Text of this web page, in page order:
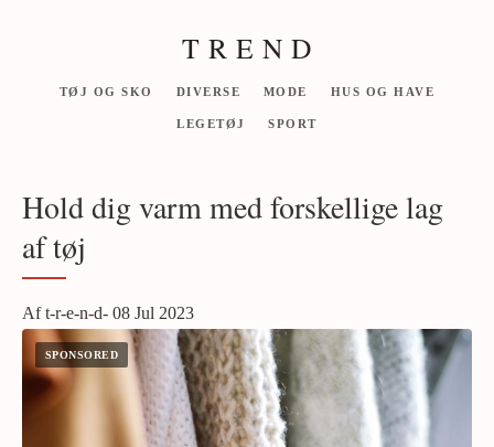
T R E N D
TØJ OG SKO DIVERSE MODE HUS OG HAVE
LEGETØJ SPORT
Hold dig varm med forskellige lag
af tøj
Af t-r-e-n-d- 08 Jul 2023